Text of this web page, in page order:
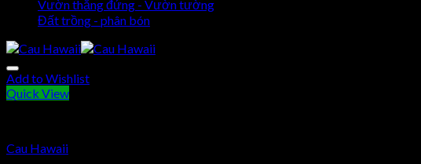
Vườn thẳng đứng - Vườn tường
Đất trồng - phân bón
Add to Wishlist
Quick View
Cau Hawaii